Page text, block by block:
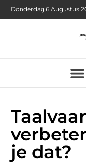
Donderdag 6 Augustus
je dat?